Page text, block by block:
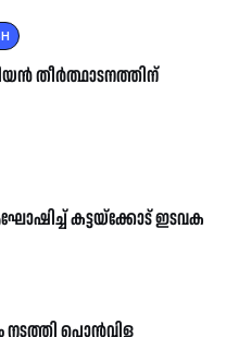
തീർത്ഥാടനത്തിന്
കട്ടയ്ക്കോട് ഇടവക
നടത്തി പൊൻവിള